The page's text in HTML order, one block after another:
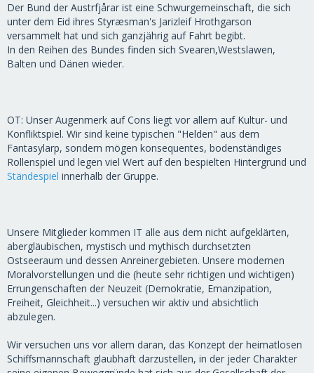
Der Bund der Austrfjårar ist eine Schwurgemeinschaft, die sich
unter dem Eid ihres Styræsman's Jarizleif Hrothgarson
versammelt hat und sich ganzjährig auf Fahrt begibt.
In den Reihen des Bundes finden sich Svearen,Westslawen,
Balten und Dänen wieder.
OT: Unser Augenmerk auf Cons liegt vor allem auf Kultur- und
Konfliktspiel. Wir sind keine typischen "Helden" aus dem
Fantasylarp, sondern mögen konsequentes, bodenständiges
Rollenspiel und legen viel Wert auf den bespielten Hintergrund und
Ständespiel innerhalb der Gruppe.
Unsere Mitglieder kommen IT alle aus dem nicht aufgeklärten,
abergläubischen, mystisch und mythisch durchsetzten
Ostseeraum und dessen Anreinergebieten. Unsere modernen
Moralvorstellungen und die (heute sehr richtigen und wichtigen)
Errungenschaften der Neuzeit (Demokratie, Emanzipation,
Freiheit, Gleichheit...) versuchen wir aktiv und absichtlich
abzulegen.
Wir versuchen uns vor allem daran, das Konzept der heimatlosen
Schiffsmannschaft glaubhaft darzustellen, in der jeder Charakter